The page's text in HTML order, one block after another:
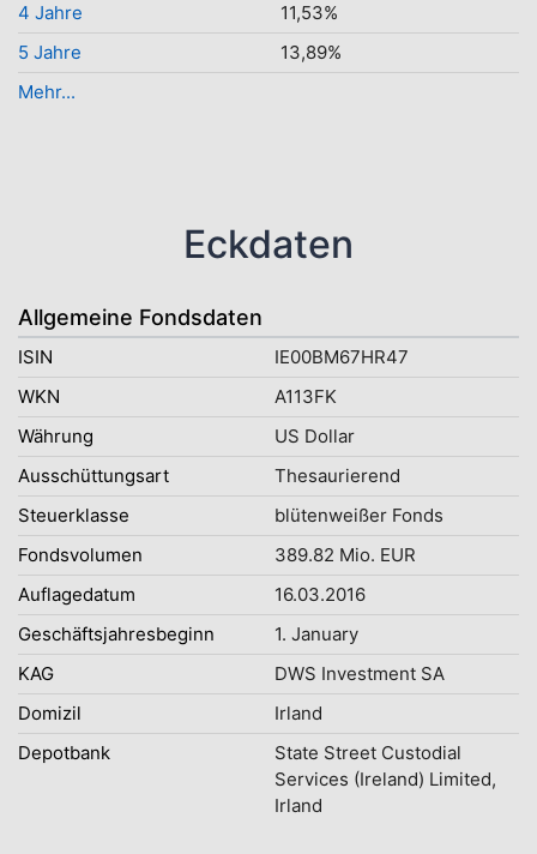
4 Jahre
11,53%
5 Jahre
13,89%
Mehr...
Eckdaten
Allgemeine Fondsdaten
ISIN
IE00BM67HR47
WKN
A113FK
Währung
US Dollar
Ausschüttungsart
Thesaurierend
Steuerklasse
blütenweißer Fonds
Fondsvolumen
389.82 Mio. EUR
Auflagedatum
16.03.2016
Geschäftsjahresbeginn
1. January
KAG
DWS Investment SA
Domizil
Irland
Depotbank
State Street Custodial
Services (Ireland) Limited,
Irland